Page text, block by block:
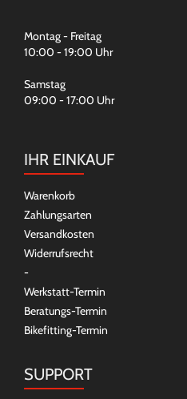
Montag - Freitag
10:00 - 19:00 Uhr
Samstag
09:00 - 17:00 Uhr
IHR EINKAUF
Warenkorb
Zahlungsarten
Versandkosten
Widerrufsrecht
-
Werkstatt-Termin
Beratungs-Termin
Bikefitting-Termin
SUPPORT